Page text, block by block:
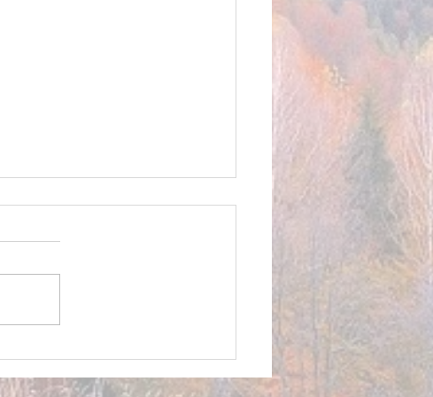
SIMPLE COMME MERCI, la
D'âme de Compagnie